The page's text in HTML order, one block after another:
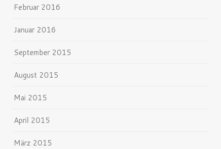
Februar 2016
Januar 2016
September 2015
August 2015
Mai 2015
April 2015
März 2015